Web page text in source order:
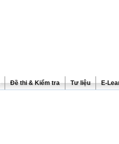
Đề thi & Kiểm tra Tư liệu E-